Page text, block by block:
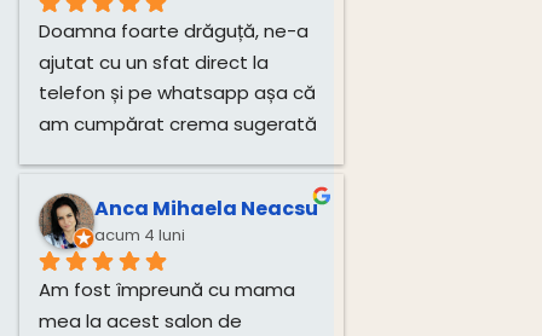
Doamna foarte drăguță, ne-a
ajutat cu un sfat direct la
telefon și pe whatsapp așa că
am cumpărat crema sugerată
Anca Mihaela Neacsu
acum 4 luni
Am fost împreună cu mama
mea la acest salon de